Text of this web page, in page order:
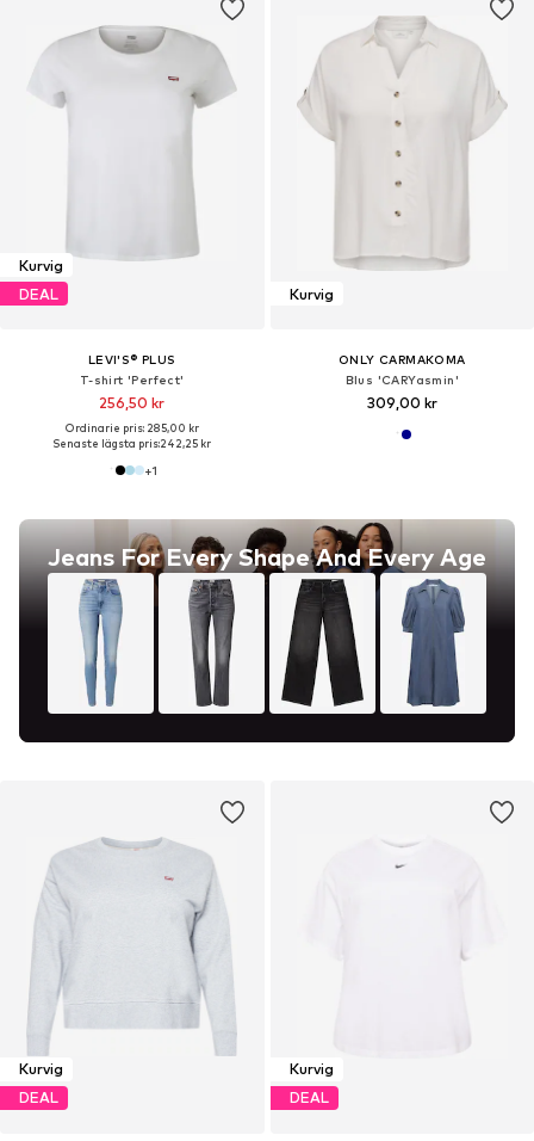
Kurvig
DEAL
LEVI'S® PLUS
T-shirt 'Perfect'
256,50 kr
Ordinarie pris: 285,00 kr
Senaste lägsta pris:242,25 kr
+1
Jeans For Every Shape And Every Age
Kurvig
ONLY CARMAKOMA
Blus 'CARYasmin'
309,00 kr
Kurvig
DEAL
Kurvig
DEAL